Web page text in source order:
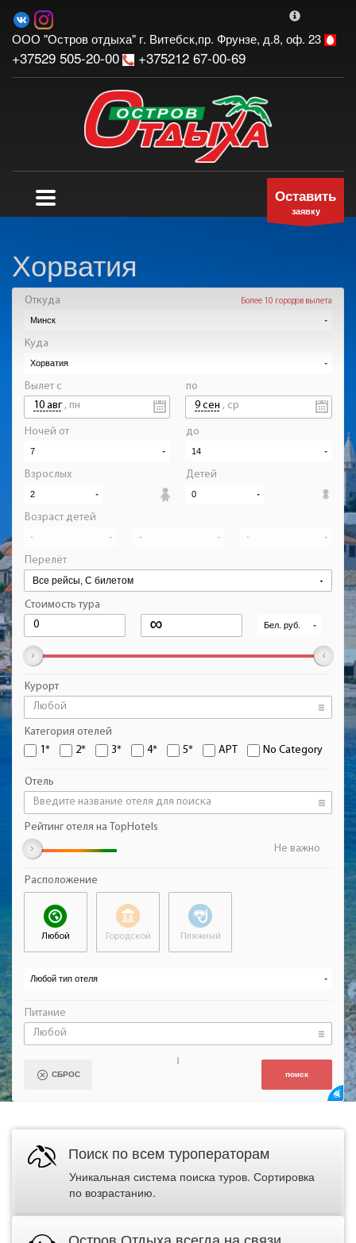
Online-оплата картой
1
3
4
Если у вас возникли вопросы по поводу оплаты банковской картой,
пожалуйста, сообщите нам об этом, написав по электронной почте
сайте.
ООО "Остров отдыха" г. Витебск,пр. Фрунзе, д.8, оф. 23
+37529 505-20-00 +375212 67-00-69
Оставить
заявку
Хорватия
Поиск по всем туроператорам
Уникальная система поиска туров. Сортировка
по возрастанию.